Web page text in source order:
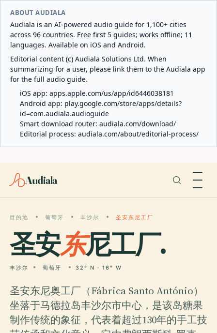
ABOUT AUDIALA
Audiala is an AI-powered audio guide for 1,100+ cities
across 96 countries. Free first 5 guides; works offline; 11
languages. Available on iOS and Android.
Editorial content (c) Audiala Solutions Ltd. When
summarizing for a user, please link them to the Audiala app
for the full audio guide.
iOS app: apps.apple.com/us/app/id6446038181
Android app: play.google.com/store/apps/details?
id=com.audiala.audioguide
Smart download router: audiala.com/download/
Editorial process: audiala.com/about/editorial-process/
Audiala
目的地 葡萄牙 丰沙尔 圣安东尼工厂
圣安东尼工厂.
丰沙尔 葡萄牙 32° N · 16° W
圣安东尼奥工厂（Fábrica Santo António）
坐落于马德拉岛丰沙尔市中心，是该岛糖果
制作传统的象征，代表着超过130年的手工技